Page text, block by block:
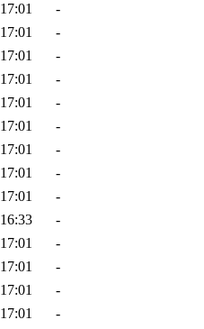
-
-
-
-
-
-
-
-
-
-
-
-
-
-